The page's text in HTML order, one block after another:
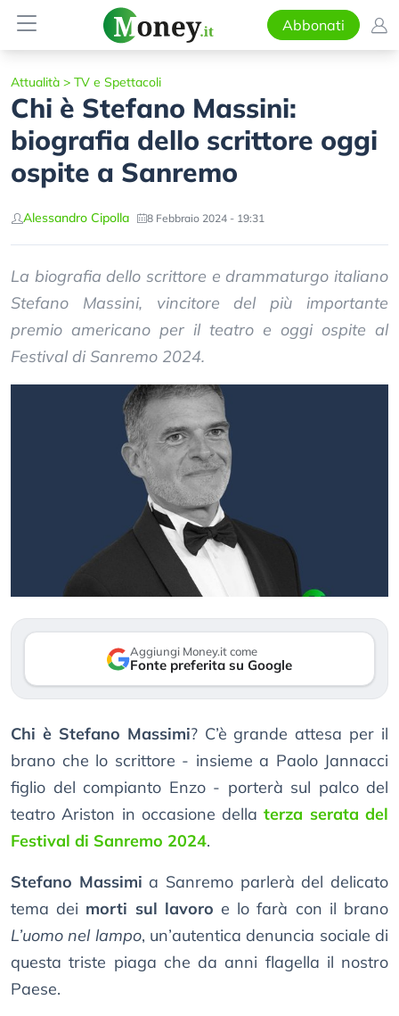
Abbonati
Attualità > TV e Spettacoli
Chi è Stefano Massini:
biografia dello scrittore oggi
ospite a Sanremo
Alessandro Cipolla 8 Febbraio 2024 - 19:31
La biografia dello scrittore e drammaturgo italiano
Stefano Massini, vincitore del più importante
premio americano per il teatro e oggi ospite al
Festival di Sanremo 2024.
Aggiungi Money.it come
Fonte preferita su Google
Chi è Stefano Massimi? C’è grande attesa per il
brano che lo scrittore - insieme a Paolo Jannacci
figlio del compianto Enzo - porterà sul palco del
teatro Ariston in occasione dellaterza serata del
Festival di Sanremo 2024.
Stefano Massimi a Sanremo parlerà del delicato
tema dei morti sul lavoro e lo farà con il brano
L’uomo nel lampo, un’autentica denuncia sociale di
questa triste piaga che da anni flagella il nostro
Paese.